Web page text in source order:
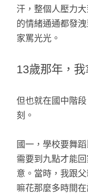
汗，整個人壓力
的情緒通通都發
家罵光光。
13歲那年，
但也就在國中階
刻。
國一，學校要舞
需要到九點才能
意。當時，我跟
嘛花那麼多時間